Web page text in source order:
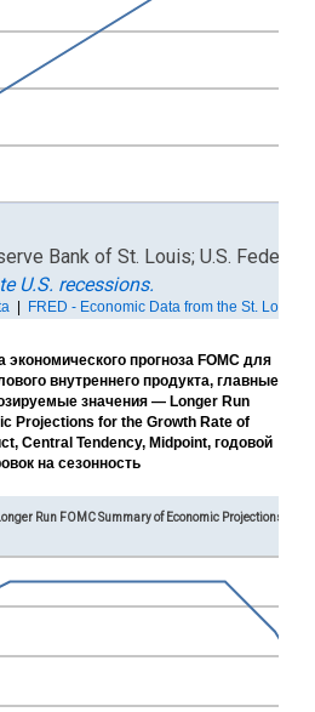
экономического прогноза FOMC для
внутреннего продукта, главные
значения — Longer Run
Projections for the Growth Rate of
Central Tendency, Midpoint, годовой
на сезонность